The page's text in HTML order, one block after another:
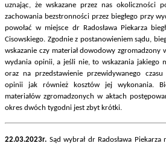
uznając, że wskazane przez nas okoliczności
zachowania bezstronności przez biegłego przy
powołać w miejsce dr Radosława Piekarza
Cisowskiego. Zgodnie z postanowieniem sądu,
wskazanie czy materiał dowodowy zgromadzony
wydania opinii, a jeśli nie, to wskazania jakiego
oraz na przedstawienie przewidywanego
opinii jak również kosztów jej wykonania.
materiałów zgromadzonych w aktach
okres dwóch tygodni jest zbyt krótki.
22.03.2023r. Sąd wybrał dr Radosława